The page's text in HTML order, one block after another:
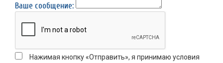
Ваше сообщение:
Нажимая кнопку «Отправить», я принимаю условия